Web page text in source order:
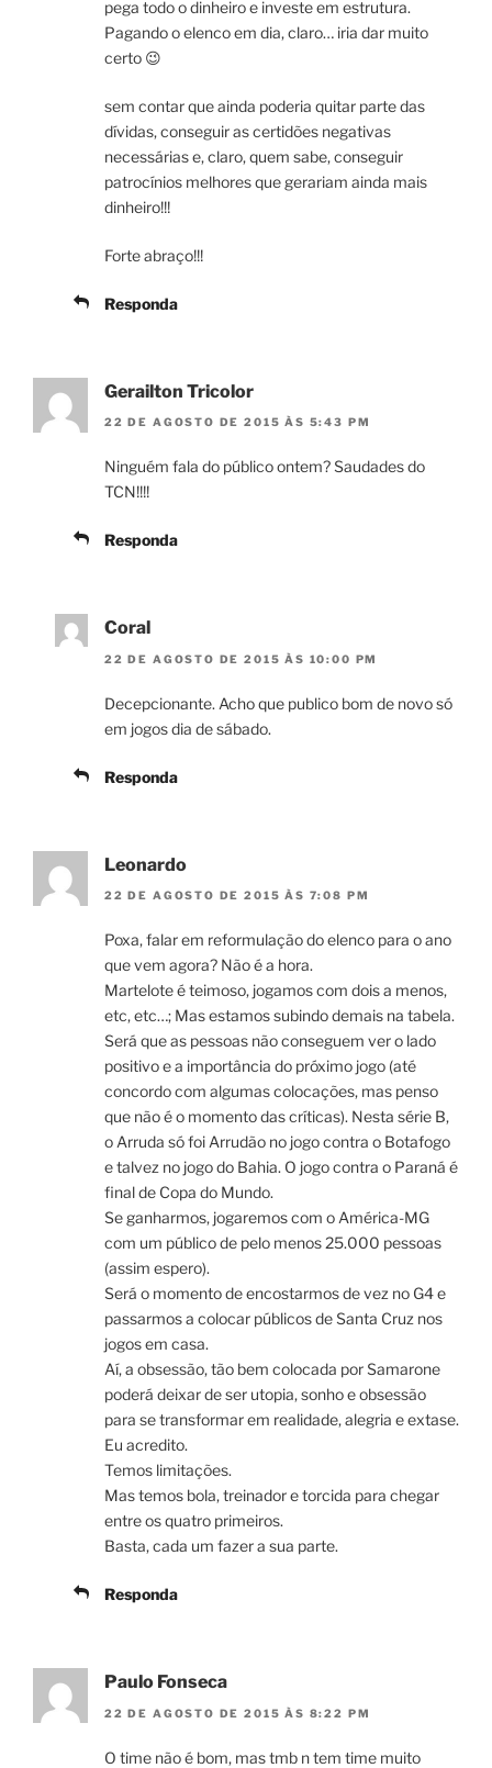
pega todo o dinheiro e investe em estrutura.
Pagando o elenco em dia, claro… iria dar muito
certo 😉
sem contar que ainda poderia quitar parte das
dívidas, conseguir as certidões negativas
necessárias e, claro, quem sabe, conseguir
patrocínios melhores que gerariam ainda mais
dinheiro!!!
Forte abraço!!!
Responda
Gerailton Tricolor
22 DE AGOSTO DE 2015 ÀS 5:43 PM
Ninguém fala do público ontem? Saudades do
TCN!!!!
Responda
Coral
22 DE AGOSTO DE 2015 ÀS 10:00 PM
Decepcionante. Acho que publico bom de novo só
em jogos dia de sábado.
Responda
Leonardo
22 DE AGOSTO DE 2015 ÀS 7:08 PM
Poxa, falar em reformulação do elenco para o ano
que vem agora? Não é a hora.
Martelote é teimoso, jogamos com dois a menos,
etc, etc…; Mas estamos subindo demais na tabela.
Será que as pessoas não conseguem ver o lado
positivo e a importância do próximo jogo (até
concordo com algumas colocações, mas penso
que não é o momento das críticas). Nesta série B,
o Arruda só foi Arrudão no jogo contra o Botafogo
e talvez no jogo do Bahia. O jogo contra o Paraná é
final de Copa do Mundo.
Se ganharmos, jogaremos com o América-MG
com um público de pelo menos 25.000 pessoas
(assim espero).
Será o momento de encostarmos de vez no G4 e
passarmos a colocar públicos de Santa Cruz nos
jogos em casa.
Aí, a obsessão, tão bem colocada por Samarone
poderá deixar de ser utopia, sonho e obsessão
para se transformar em realidade, alegria e extase.
Eu acredito.
Temos limitações.
Mas temos bola, treinador e torcida para chegar
entre os quatro primeiros.
Basta, cada um fazer a sua parte.
Responda
Paulo Fonseca
22 DE AGOSTO DE 2015 ÀS 8:22 PM
O time não é bom, mas tmb n tem time muito